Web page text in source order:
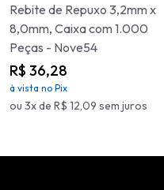
Rebite de Repuxo 3,2mm x
8,0mm, Caixa com 1.000
Peças - Nove54
R$ 36,28
à vista no Pix
ou 3x de R$ 12,09 sem juros